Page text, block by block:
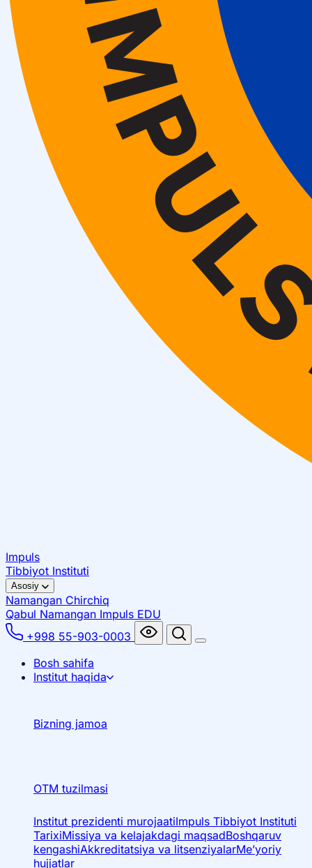
Impuls
Tibbiyot Instituti
Asosiy
Namangan Chirchiq
Qabul Namangan Impuls EDU
+998 55-903-0003
Bosh sahifa
Institut haqida
Bizning jamoa
OTM tuzilmasi
Institut prezidenti murojaatiImpuls Tibbiyot Instituti
TarixiMissiya va kelajakdagi maqsadBoshqaruv
kengashiAkkreditatsiya va litsenziyalarMe’yoriy
hujjatlar